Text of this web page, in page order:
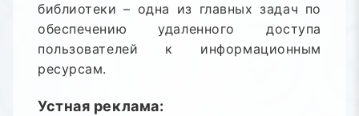
библиотеки – одна из главных задач по
обеспечению удаленного доступа
пользователей к информационным
ресурсам.
Устная реклама: